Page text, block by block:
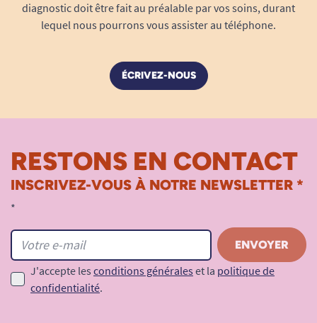
diagnostic doit être fait au préalable par vos soins, durant
lequel nous pourrons vous assister au téléphone.
ÉCRIVEZ-NOUS
RESTONS EN CONTACT
INSCRIVEZ-VOUS À NOTRE NEWSLETTER *
*
J'accepte les conditions générales et la politique de
confidentialité.